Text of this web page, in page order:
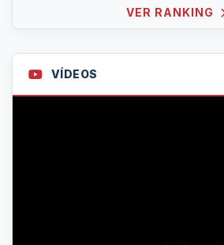
VER RANKING
VÍDEOS